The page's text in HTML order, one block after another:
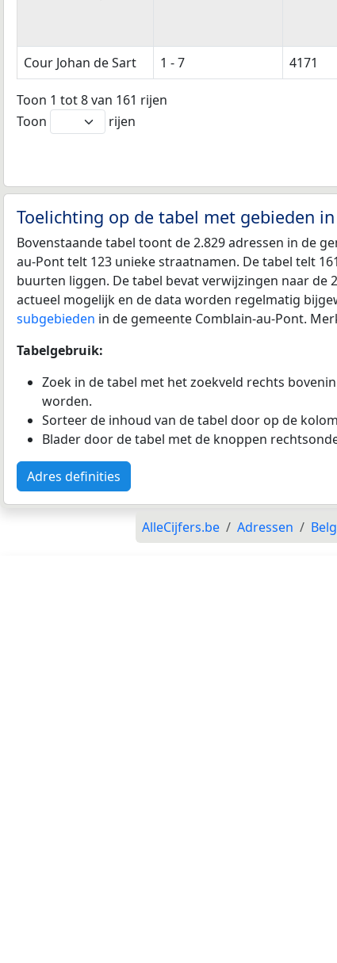
Cour Johan de Sart 1 - 7 4171
Toon 1 tot 8 van 161 rijen
Toon
rijen
Toelichting op de tabel met gebieden
Bovenstaande tabel toont de 2.829 adressen in de
au-Pont telt 123 unieke straatnamen. De tabel telt
buurten liggen. De tabel bevat verwijzingen naar de
actueel mogelijk en de data worden regelmatig
subgebieden in de gemeente Comblain-au-Pont.
Tabelgebruik:
Zoek in de tabel met het zoekveld rechts
worden.
Sorteer de inhoud van de tabel door op de
Blader door de tabel met de knoppen
Adres definities
AlleCijfers.be Adressen